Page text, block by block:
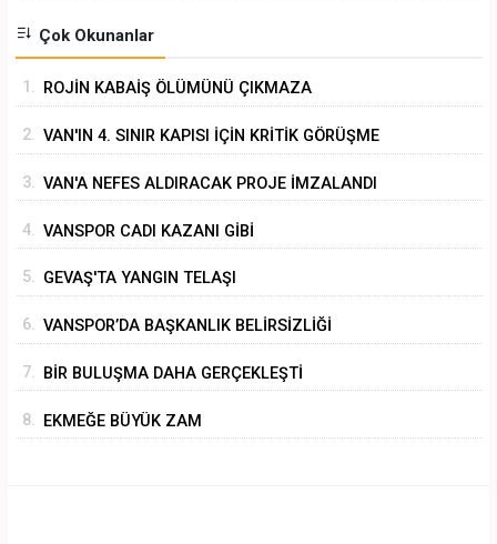
Çok Okunanlar
1. ROJİN KABAİŞ ÖLÜMÜNÜ ÇIKMAZA
2. VAN'IN 4. SINIR KAPISI İÇİN KRİTİK GÖRÜŞME
3. VAN'A NEFES ALDIRACAK PROJE İMZALANDI
4. VANSPOR CADI KAZANI GİBİ
5. GEVAŞ'TA YANGIN TELAŞI
6. VANSPOR’DA BAŞKANLIK BELİRSİZLİĞİ
7. BİR BULUŞMA DAHA GERÇEKLEŞTİ
8. EKMEĞE BÜYÜK ZAM